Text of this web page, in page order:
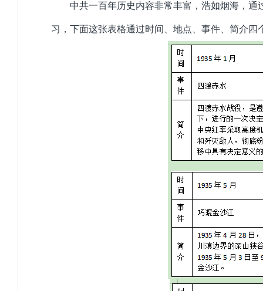
中共一百年历史内容非常丰富，浩如烟海，
习，下面这张表格通过时间、地点、事件、简介